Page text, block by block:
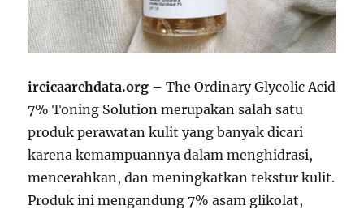
ircicaarchdata.org –The Ordinary Glycolic Acid
7% Toning Solution merupakan salah satu
produk perawatan kulit yang banyak dicari
karena kemampuannya dalam menghidrasi,
mencerahkan, dan meningkatkan tekstur kulit.
Produk ini mengandung 7% asam glikolat,